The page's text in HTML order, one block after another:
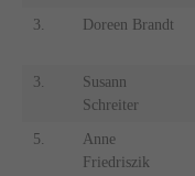
3. Doreen Brandt
3.
Susann
Schreiter
5.
Anne
Friedriszik